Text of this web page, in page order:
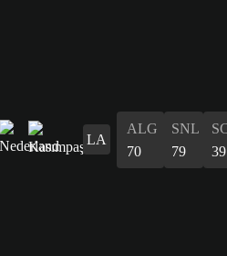
LA
ALG
70
SNL
79
39